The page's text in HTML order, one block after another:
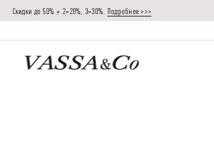
Скидки до 50% + 2=20%, 3=30%. Подробнее >>>